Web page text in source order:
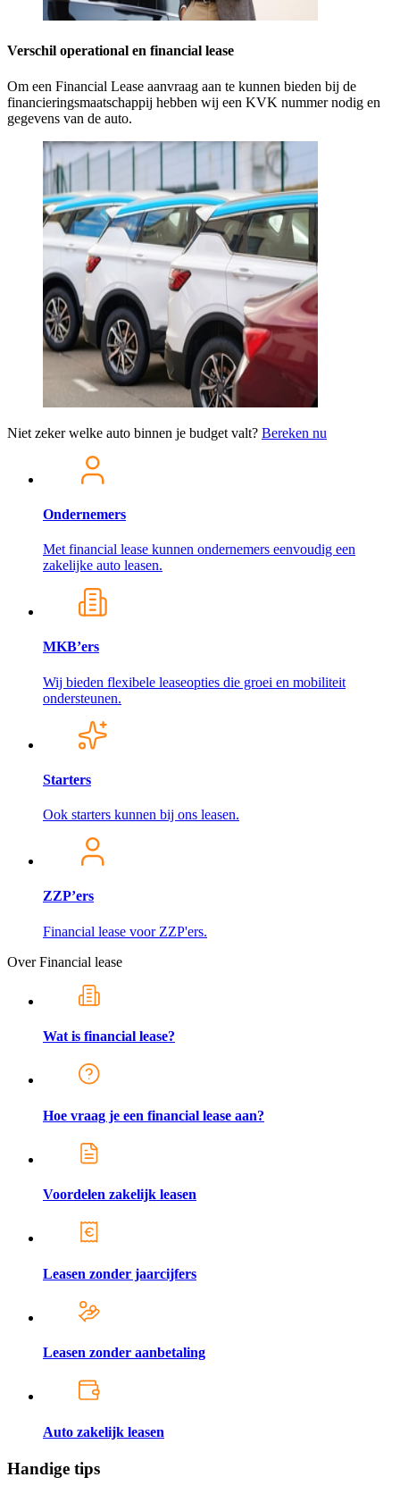
Verschil operational en financial lease
Om een Financial Lease aanvraag aan te kunnen bieden bij de
financieringsmaatschappij hebben wij een KVK nummer nodig en
gegevens van de auto.
Niet zeker welke auto binnen je budget valt? Bereken nu
Ondernemers
Met financial lease kunnen ondernemers eenvoudig een
zakelijke auto leasen.
MKB’ers
Wij bieden flexibele leaseopties die groei en mobiliteit
ondersteunen.
Starters
Ook starters kunnen bij ons leasen.
ZZP’ers
Financial lease voor ZZP'ers.
Over Financial lease
Wat is financial lease?
Hoe vraag je een financial lease aan?
Voordelen zakelijk leasen
Leasen zonder jaarcijfers
Leasen zonder aanbetaling
Auto zakelijk leasen
Handige tips